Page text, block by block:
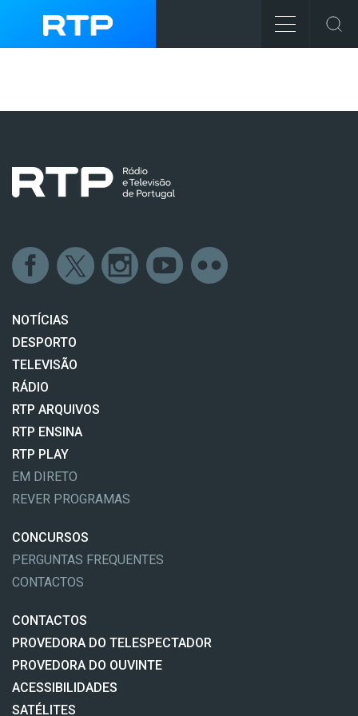
NOTÍCIAS
DESPORTO
TELEVISÃO
RÁDIO
RTP ARQUIVOS
RTP ENSINA
RTP PLAY
EM DIRETO
REVER PROGRAMAS
CONCURSOS
PERGUNTAS FREQUENTES
CONTACTOS
CONTACTOS
PROVEDORA DO TELESPECTADOR
PROVEDORA DO OUVINTE
ACESSIBILIDADES
SATÉLITES